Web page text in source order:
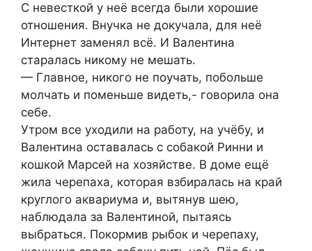
С невесткой у неё всегда были хорошие
отношения. Внучка не докучала, для неё
Интернет заменял всё. И Валентина
старалась никому не мешать.
— Главное, никого не поучать, побольше
молчать и поменьше видеть,- говорила она
себе.
Утром все уходили на работу, на учёбу, и
Валентина оставалась с собакой Ринни и
кошкой Марсей на хозяйстве. В доме ещё
жила черепаха, которая взбиралась на край
круглого аквариума и, вытянув шею,
наблюдала за Валентиной, пытаясь
выбраться. Покормив рыбок и черепаху,